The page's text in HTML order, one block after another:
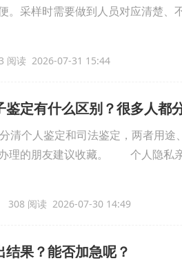
。采样时需要做到人员对应清楚、
阅读 2026-07-31 15:44
定有什么区别？很多人都
个人鉴定和司法鉴定，两者用途
理的朋友建议收藏。 个人隐私
308 阅读 2026-07-30 14:49
果？能否加急呢？